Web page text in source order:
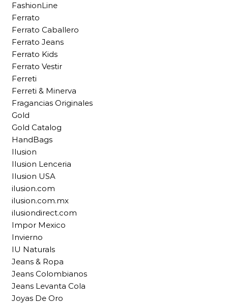
FashionLine
Ferrato
Ferrato Caballero
Ferrato Jeans
Ferrato Kids
Ferrato Vestir
Ferreti
Ferreti & Minerva
Fragancias Originales
Gold
Gold Catalog
HandBags
Ilusion
Ilusion Lenceria
Ilusion USA
ilusion.com
ilusion.com.mx
ilusiondirect.com
Impor Mexico
Invierno
IU Naturals
Jeans & Ropa
Jeans Colombianos
Jeans Levanta Cola
Joyas De Oro